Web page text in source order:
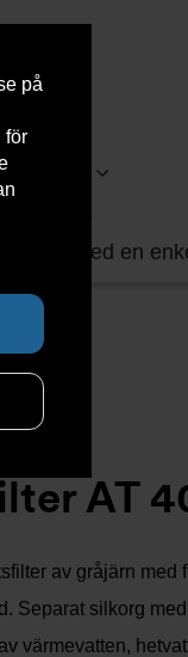
på
för
efter med en
AT
av gråjärn med
Separat silkorg
värmevatten,